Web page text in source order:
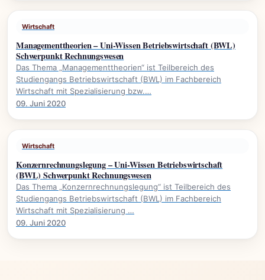
Wirtschaft
Managementtheorien – Uni-Wissen Betriebswirtschaft (BWL)
Schwerpunkt Rechnungswesen
Das Thema „Managementtheorien“ ist Teilbereich des
Studiengangs Betriebswirtschaft (BWL) im Fachbereich
Wirtschaft mit Spezialisierung bzw.…
09. Juni 2020
Wirtschaft
Konzernrechnungslegung – Uni-Wissen Betriebswirtschaft
(BWL) Schwerpunkt Rechnungswesen
Das Thema „Konzernrechnungslegung“ ist Teilbereich des
Studiengangs Betriebswirtschaft (BWL) im Fachbereich
Wirtschaft mit Spezialisierung …
09. Juni 2020